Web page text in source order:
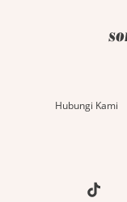
Hubungi Kami